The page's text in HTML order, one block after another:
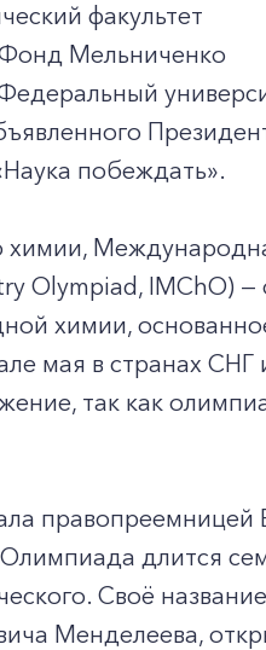
факультет
Мельниченко
побеждать».
химии,
Olympiad, IMChO) —
химии,
мая в странах СНГ
так как
правопреемницей
длится
Своё
Менделеева,